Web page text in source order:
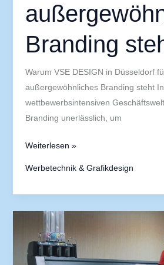
Branding
Warum VSE DESIGN in Düsseldorf
außergewöhnliches Branding steht
wettbewerbsintensiven
Branding unerlässlich, um
Weiterlesen »
Werbetechnik & Grafikdesign
Kreative
Netzwerke
in